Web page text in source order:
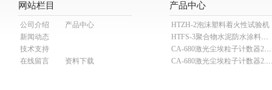
网站栏目
公司介绍
产品中心
新闻动态
技术支持
在线留言
资料下载
产品中心
HTZH-2泡沫塑料着火性试验机
HTFS-3聚合物水泥防水涂料分散机
CA-680激光尘埃粒子计数器28.3L
CA-680激光尘埃粒子